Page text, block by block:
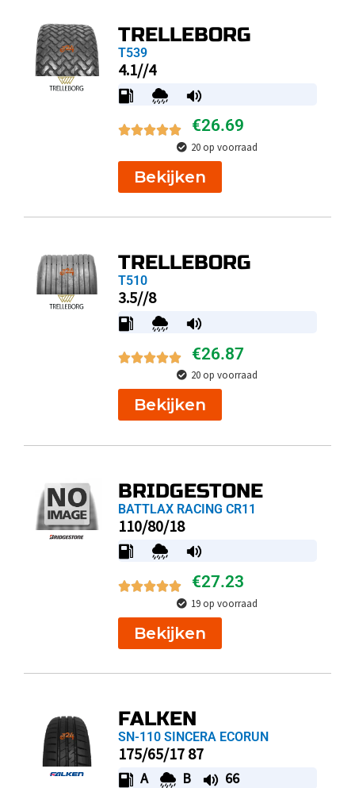
TRELLEBORG
T539
4.1//4
€26.69
20 op voorraad
Bekijken
TRELLEBORG
T510
3.5//8
€26.87
20 op voorraad
Bekijken
BRIDGESTONE
BATTLAX RACING CR11
110/80/18
€27.23
19 op voorraad
Bekijken
FALKEN
SN-110 SINCERA ECORUN
175/65/17 87
A B 66